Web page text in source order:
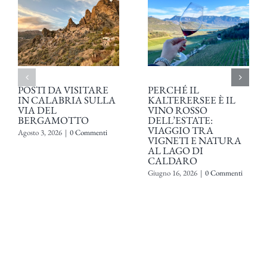
POSTI DA VISITARE
IN CALABRIA SULLA
VIA DEL
BERGAMOTTO
Agosto 3, 2026 | 0 Commenti
PERCHÉ IL
KALTERERSEE È IL
VINO ROSSO
DELL’ESTATE:
VIAGGIO TRA
VIGNETI E NATURA
AL LAGO DI
CALDARO
Giugno 16, 2026 | 0 Commenti